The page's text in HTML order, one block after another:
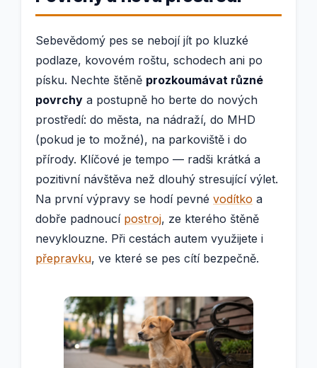
Sebevědomý pes se nebojí jít po kluzké
podlaze, kovovém roštu, schodech ani po
písku. Nechte štěně prozkoumávat různé
povrchy a postupně ho berte do nových
prostředí: do města, na nádraží, do MHD
(pokud je to možné), na parkoviště i do
přírody. Klíčové je tempo — radši krátká a
pozitivní návštěva než dlouhý stresující výlet.
Na první výpravy se hodí pevné vodítko a
dobře padnoucí postroj, ze kterého štěně
nevyklouzne. Při cestách autem využijete i
přepravku, ve které se pes cítí bezpečně.